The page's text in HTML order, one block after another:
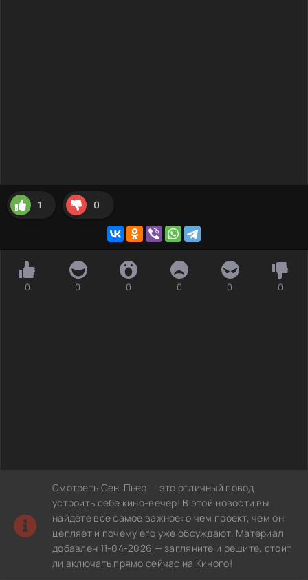
1 0
0 0 0 0 0 0
Смотреть Сен-Пьер — это отличный повод
устроить себе кино-вечер! В этой новости вы
найдёте всё самое важное: о чём проект, чем он
цепляет и почему его уже обсуждают. Материал
добавлен 11-04-2026 — загляните и решите, стоит
ли включать прямо сейчас на Киного!